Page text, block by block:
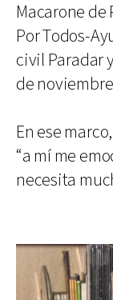
Macarone de
Por Todos-
civil Paradar
de
En ese marco,
“a mí me
necesita